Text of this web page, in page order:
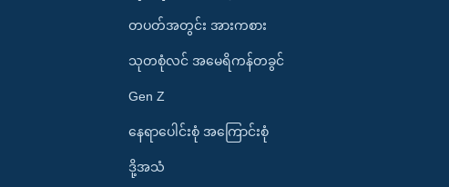
တပတ်အတွင်း အားကစား
သုတစုံလင် အမေရိကန်တခွင်
Gen Z
နေရာပေါင်းစုံ အကြောင်းစုံ
ဒို့အသံ